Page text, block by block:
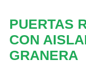
PUERTAS
CON
GRANERA